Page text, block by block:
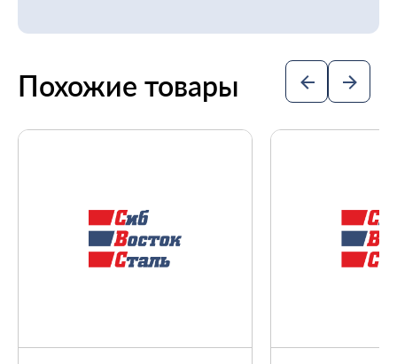
Похожие товары